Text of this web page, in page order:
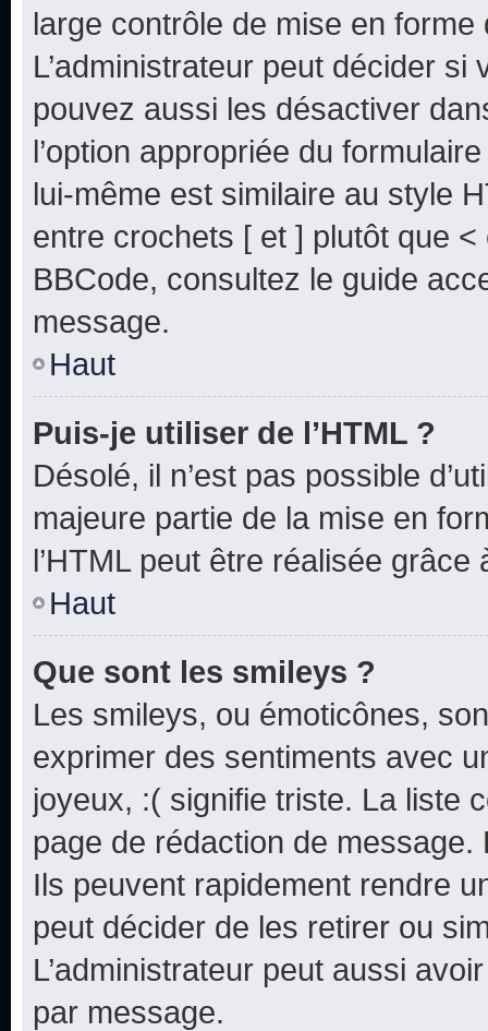
large contrôle de mise en forme
L’administrateur peut décider
pouvez aussi les désactiver
l’option appropriée du
lui-même est similaire au style
entre crochets [ et ] plutôt que
BBCode, consultez le guide
message.
Haut
Puis-je utiliser de l’HTML ?
Désolé, il n’est pas possible
majeure partie de la mise en
l’HTML peut être réalisée grâce
Haut
Que sont les smileys ?
Les smileys, ou émoticônes,
exprimer des sentiments avec
joyeux, :( signifie triste. La liste
page de rédaction de
Ils peuvent rapidement rendre
peut décider de les retirer ou
L’administrateur peut aussi
par message.